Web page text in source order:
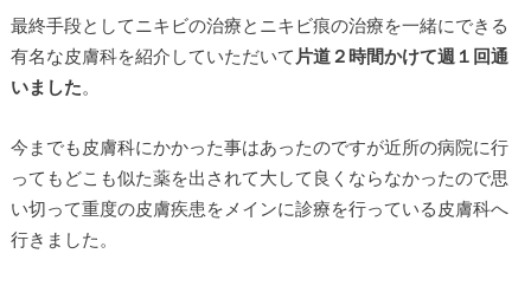
最終手段としてニキビの治療とニキビ痕の治療を一緒にできる
有名な皮膚科を紹介していただいて 片道２時間かけて週１回通
いました。
今までも皮膚科にかかった事はあったのですが近所の病院に行
ってもどこも似た薬を出されて大して良くならなかったので思
い切って重度の皮膚疾患をメインに診療を行っている皮膚科へ
行きました。